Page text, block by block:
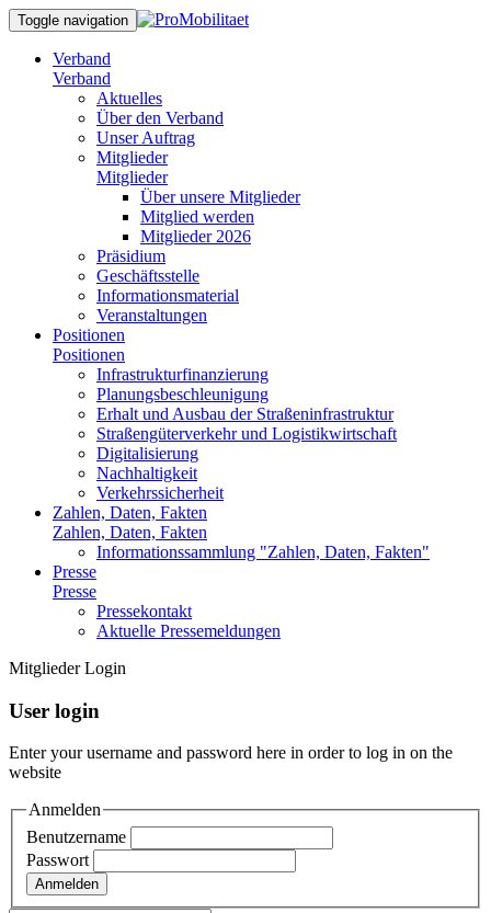
Toggle navigation
Verband
Verband
Aktuelles
Über den Verband
Unser Auftrag
Mitglieder
Mitglieder
Über unsere Mitglieder
Mitglied werden
Mitglieder 2026
Präsidium
Geschäftsstelle
Informationsmaterial
Veranstaltungen
Positionen
Positionen
Infrastrukturfinanzierung
Planungsbeschleunigung
Erhalt und Ausbau der Straßeninfrastruktur
Straßengüterverkehr und Logistikwirtschaft
Digitalisierung
Nachhaltigkeit
Verkehrssicherheit
Zahlen, Daten, Fakten
Zahlen, Daten, Fakten
Informationssammlung "Zahlen, Daten, Fakten"
Presse
Presse
Pressekontakt
Aktuelle Pressemeldungen
Mitglieder Login
User login
Enter your username and password here in order to log in on the
website
Anmelden
Benutzername
Passwort